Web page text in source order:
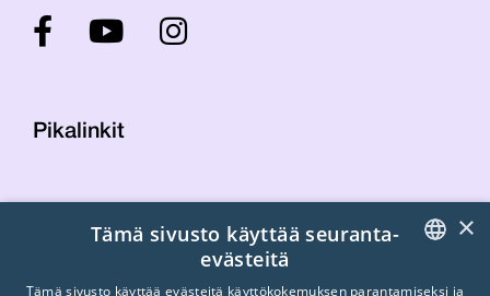
Pikalinkit
Laskutustiedot
FINNISH
×
Tämä sivusto käyttää seuranta-
evästeitä
Tämä sivusto käyttää evästeitä käyttökokemuksen parantamiseksi ja